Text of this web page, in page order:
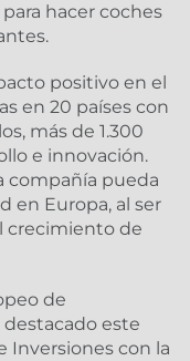
hacer coches
positivo en el
en 20 países con
más de 1.300
e innovación.
compañía pueda
en Europa, al ser
crecimiento de
de
destacado este
Inversiones con la